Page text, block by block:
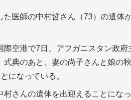
医師の中村哲さん（73）の遺体
空港で7日、アフガニスタン政
典のあと、妻の尚子さんと娘の
になっている。
村さんの遺体を出迎えることにな